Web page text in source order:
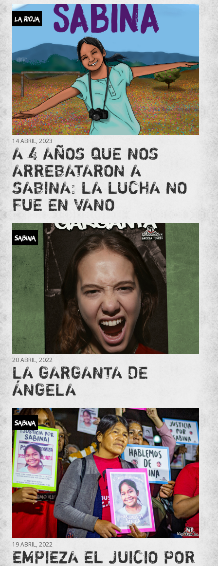
La Rioja
14 ABRIL, 2023
A 4 AÑOS QUE NOS
ARREBATARON A
SABINA: LA LUCHA NO
FUE EN VANO
Sabina
20 ABRIL, 2022
LA GARGANTA DE
ÁNGELA
Sabina
19 ABRIL, 2022
EMPIEZA EL JUICIO POR